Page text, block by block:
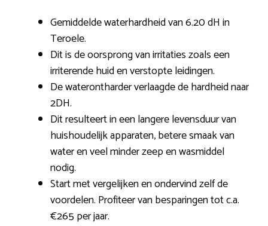
Gemiddelde waterhardheid van 6.20 dH in
Teroele.
Dit is de oorsprong van irritaties zoals een
irriterende huid en verstopte leidingen.
De waterontharder verlaagde de hardheid naar
2DH.
Dit resulteert in een langere levensduur van
huishoudelijk apparaten, betere smaak van
water en veel minder zeep en wasmiddel
nodig.
Start met vergelijken en ondervind zelf de
voordelen. Profiteer van besparingen tot c.a.
€265 per jaar.